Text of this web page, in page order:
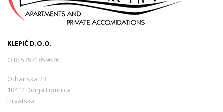
KLEPIĆ D.O.O.
OIB: 57971859676
Odranska 23
10412 Donja Lomnica
Hrvatska